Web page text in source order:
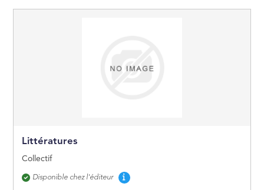
Littératures
Collectif
Disponibilité
Disponible chez l'éditeur